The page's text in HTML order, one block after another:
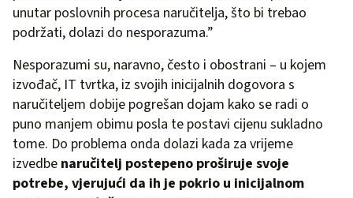
unutar poslovnih procesa naručitelja, što bi trebao
podržati, dolazi do nesporazuma.”
Nesporazumi su, naravno, često i obostrani – u kojem
izvođač, IT tvrtka, iz svojih inicijalnih dogovora s
naručiteljem dobije pogrešan dojam kako se radi o
puno manjem obimu posla te postavi cijenu sukladno
tome. Do problema onda dolazi kada za vrijeme
izvedbe naručitelj postepeno proširuje svoje
potrebe, vjerujući da ih je pokrio u inicijalnom